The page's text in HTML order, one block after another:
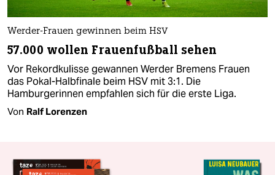
Werder-Frauen gewinnen beim HSV
57.000 wollen Frauenfußball sehen
Vor Rekordkulisse gewannen Werder Bremens Frauen
das Pokal-Halbfinale beim HSV mit 3:1. Die
Hamburgerinnen empfahlen sich für die erste Liga.
Von Ralf Lorenzen